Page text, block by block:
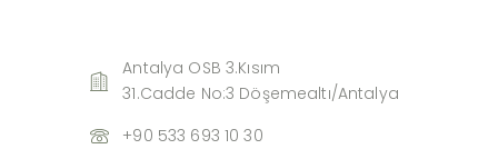
Antalya OSB 3.Kısım
31.Cadde No:3 Döşemealtı/Antalya
+90 533 693 10 30